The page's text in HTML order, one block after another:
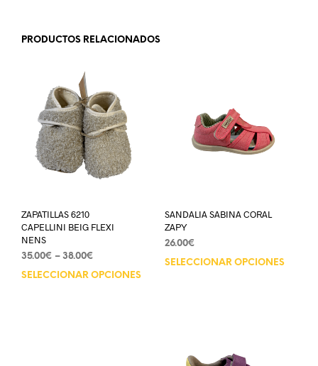
PRODUCTOS RELACIONADOS
ZAPATILLAS 6210
CAPELLINI BEIG FLEXI
NENS
35.00€ – 38.00€
SELECCIONAR OPCIONES
SANDALIA SABINA CORAL
ZAPY
26.00€
SELECCIONAR OPCIONES